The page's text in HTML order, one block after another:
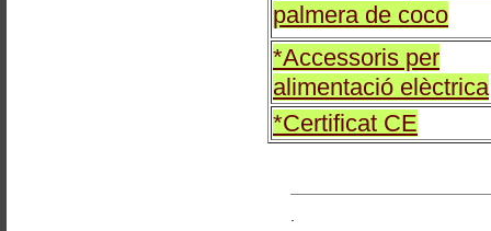
palmera de coco
*Accessoris per
alimentació elèctrica
*Certificat CE